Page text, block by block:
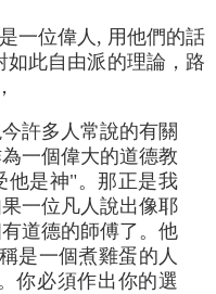
一位偉人, 用他們的話
此自由派的理論，路
許多人常說的有關
一個偉大的道德教
他是神"。那正是我
一位凡人說出像耶
道德的師傅了。他
是一個煮雞蛋的人
你必須作出你的選